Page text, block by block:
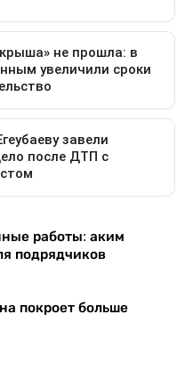
работы: аким
подрядчиков
покроет больше